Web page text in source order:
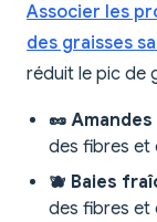
Associer les
des graisses
réduit le pic de
🥜
des fibres et
🫐 Baies
des fibres et